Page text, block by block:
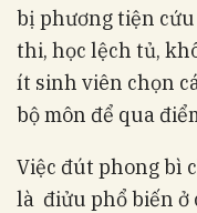
bị phương tiện cứu
thi, học lệch tủ,
ít sinh viên chọn
bộ môn để qua
Việc đút phong bì
là điửu phổ biến ở